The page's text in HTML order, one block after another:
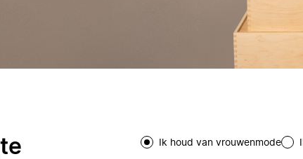
Ik houd van vrouwenmode